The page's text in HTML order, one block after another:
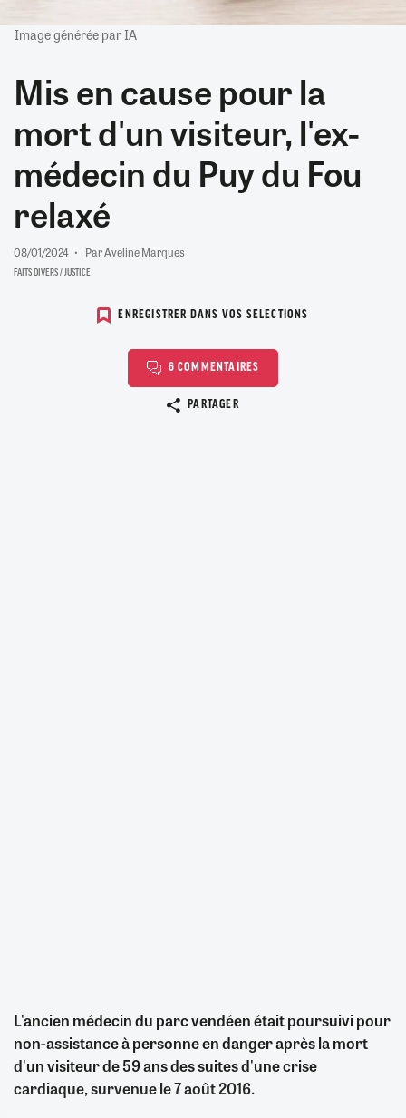
Image générée par IA
Mis en cause pour la
mort d'un visiteur, l'ex-
médecin du Puy du Fou
relaxé
08/01/2024 ParAveline Marques
FAITS DIVERS / JUSTICE
ENREGISTRER DANS VOS SELECTIONS
6 COMMENTAIRES
PARTAGER
L'ancien médecin du parc vendéen était poursuivi pour
non-assistance à personne en danger après la mort
d'un visiteur de 59 ans des suites d'une crise
cardiaque, survenue le 7 août 2016.